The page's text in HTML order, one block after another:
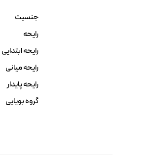
جنسیت
رایحه
رایحه ابتدایی
رایحه میانی
رایحه پایدار
گروه بویایی